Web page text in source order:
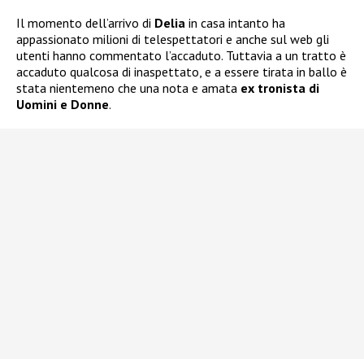
Il momento dell’arrivo di Delia in casa intanto ha
appassionato milioni di telespettatori e anche sul web gli
utenti hanno commentato l’accaduto. Tuttavia a un tratto è
accaduto qualcosa di inaspettato, e a essere tirata in ballo è
stata nientemeno che una nota e amata ex tronista di
Uomini e Donne.